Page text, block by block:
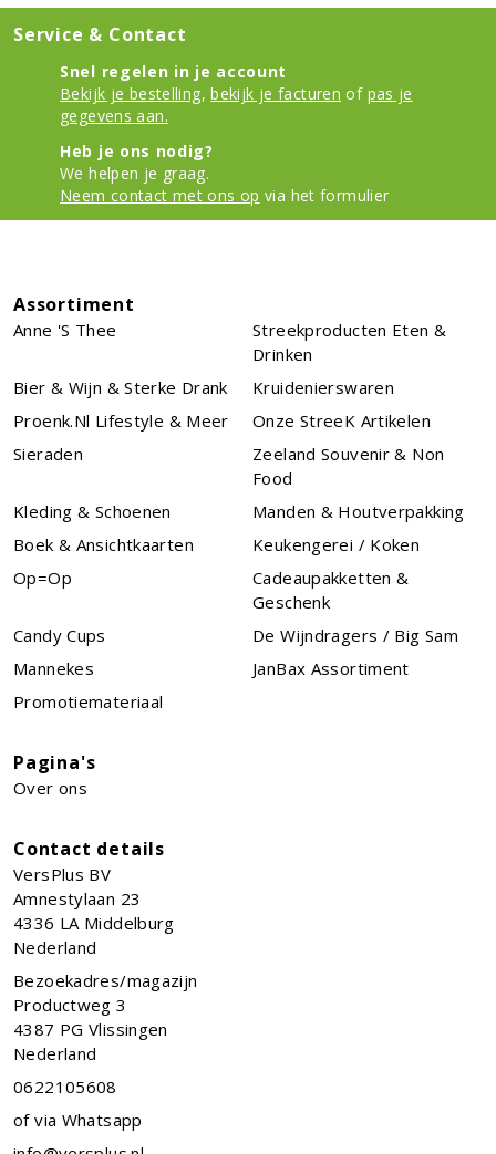
Service & Contact
Snel regelen in je account
Bekijk je bestelling, bekijk je facturen of pas je
gegevens aan.
Heb je ons nodig?
We helpen je graag.
Neem contact met ons op via het formulier
Assortiment
Anne 's Thee
Streekproducten Eten &
Drinken
Bier & Wijn & Sterke Drank
Kruidenierswaren
Proenk.nl Lifestyle & Meer
Onze StreeK Artikelen
Sieraden
Zeeland Souvenir & Non
Food
Kleding & Schoenen
Manden & Houtverpakking
Boek & Ansichtkaarten
Keukengerei / Koken
Op=Op
Cadeaupakketten &
Geschenk
Candy Cups
De Wijndragers / Big Sam
Mannekes
JanBax Assortiment
Promotiemateriaal
Pagina's
Over ons
Contact details
VersPlus BV
Amnestylaan 23
4336 LA Middelburg
Nederland
Bezoekadres/magazijn
Productweg 3
4387 PG Vlissingen
Nederland
0622105608
of via Whatsapp